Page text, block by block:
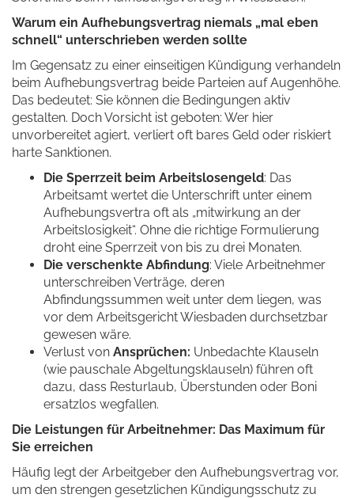
Warum ein Aufhebungsvertrag niemals „mal eben
schnell“ unterschrieben werden sollte
Im Gegensatz zu einer einseitigen Kündigung verhandeln
beim Aufhebungsvertrag beide Parteien auf Augenhöhe.
Das bedeutet: Sie können die Bedingungen aktiv
gestalten. Doch Vorsicht ist geboten: Wer hier
unvorbereitet agiert, verliert oft bares Geld oder riskiert
harte Sanktionen.
Die Sperrzeit beim Arbeitslosengeld: Das
Arbeitsamt wertet die Unterschrift unter einem
Aufhebungsvertra oft als „mitwirkung an der
Arbeitslosigkeit“. Ohne die richtige Formulierung
droht eine Sperrzeit von bis zu drei Monaten.
Die verschenkte Abfindung: Viele Arbeitnehmer
unterschreiben Verträge, deren
Abfindungssummen weit unter dem liegen, was
vor dem Arbeitsgericht Wiesbaden durchsetzbar
gewesen wäre.
Verlust von Ansprüchen: Unbedachte Klauseln
(wie pauschale Abgeltungsklauseln) führen oft
dazu, dass Resturlaub, Überstunden oder Boni
ersatzlos wegfallen.
Die Leistungen für Arbeitnehmer: Das Maximum für
Sie erreichen
Häufig legt der Arbeitgeber den Aufhebungsvertrag vor,
um den strengen gesetzlichen Kündigungsschutz zu